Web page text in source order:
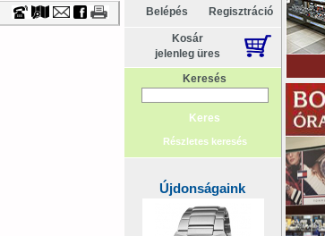
Belépés Regisztráció
Kosár
jelenleg üres
Keresés
Részletes keresés
Újdonságaink